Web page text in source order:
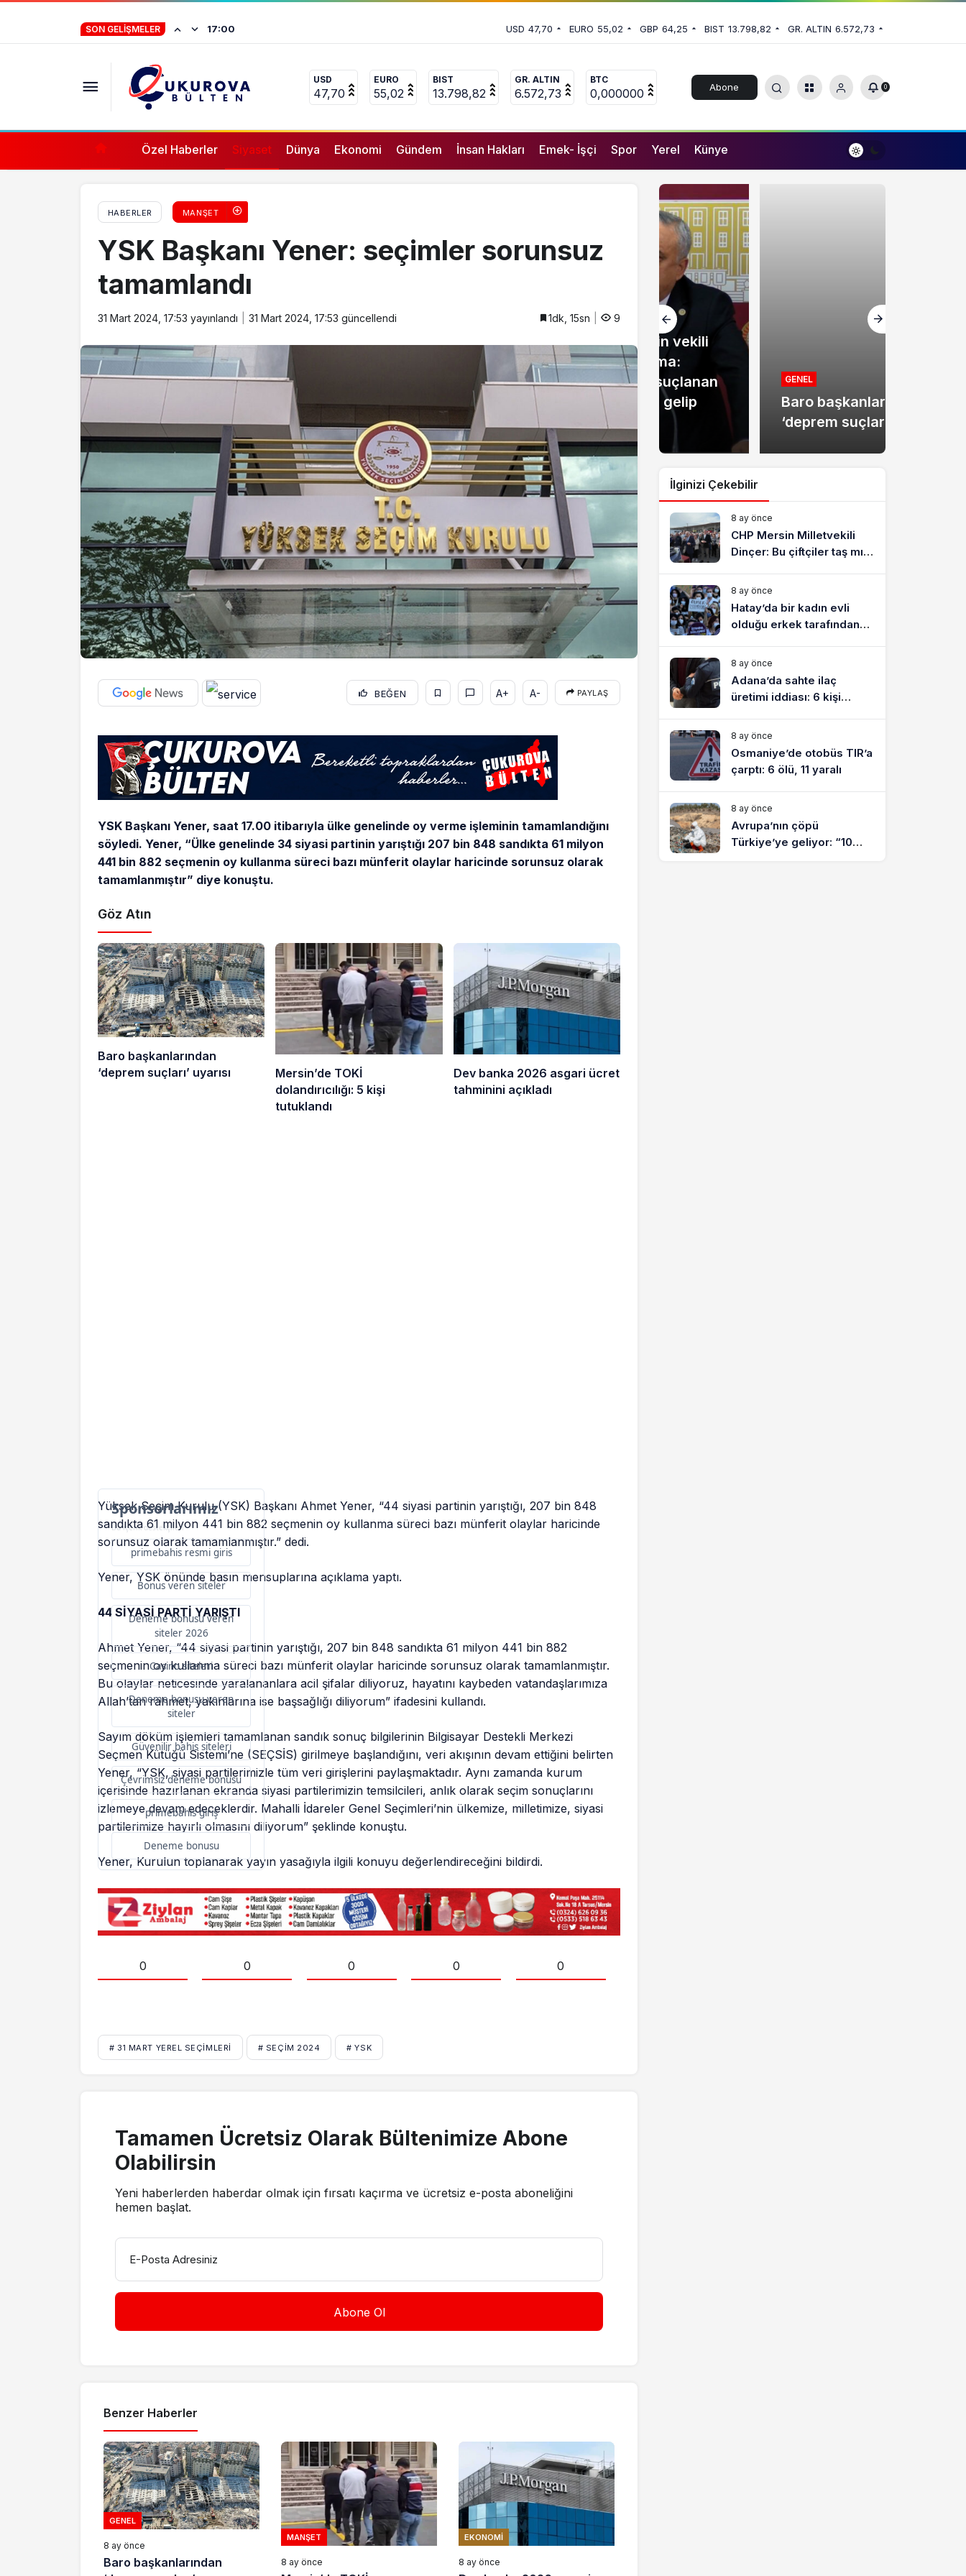
SON GELIŞMELER 17:00
ifade vermez”
USD 47,70 EURO 55,02 GBP 64,25 BIST 13.798,82 GR. ALTIN 6.572,73
USD
47,70
EURO
55,02
BIST
13.798,82
GR. ALTIN
6.572,73
BTC
0,000000 Abone 0
Özel Haberler Siyaset Dünya Ekonomi Gündem İnsan Hakları Emek- İşçi Spor Yerel Künye
HABERLER MANŞET
YSK Başkanı Yener: seçimler sorunsuz
tamamlandı
31 Mart 2024, 17:53 yayınlandı 31 Mart 2024, 17:53 güncellendi 1dk, 15sn 9
BEĞEN A+ A- PAYLAŞ
YSK Başkanı Yener, saat 17.00 itibarıyla ülke genelinde oy verme işleminin tamamlandığını
söyledi. Yener, “Ülke genelinde 34 siyasi partinin yarıştığı 207 bin 848 sandıkta 61 milyon
441 bin 882 seçmenin oy kullanma süreci bazı münferit olaylar haricinde sorunsuz olarak
tamamlanmıştır” diye konuştu.
Göz Atın
Baro başkanlarından
‘deprem suçları’ uyarısı
Sponsorlarımız
Bu içerik destekçileri
primebahis resmi giris
Bonus veren siteler
Deneme bonusu veren
siteler 2026
Casino siteleri
Deneme bonusu veren
siteler
Güvenilir bahis siteleri
Çevrimsiz deneme bonusu
primebahis giriş
Deneme bonusu
Mersin’de TOKİ
dolandırıcılığı: 5 kişi
tutuklandı
Dev banka 2026 asgari ücret
tahminini açıkladı
Yüksek Seçim Kurulu (YSK) Başkanı Ahmet Yener, “44 siyasi partinin yarıştığı, 207 bin 848
sandıkta 61 milyon 441 bin 882 seçmenin oy kullanma süreci bazı münferit olaylar haricinde
sorunsuz olarak tamamlanmıştır.” dedi.
Yener, YSK önünde basın mensuplarına açıklama yaptı.
44 SİYASİ PARTİ YARIŞTI
Ahmet Yener, “44 siyasi partinin yarıştığı, 207 bin 848 sandıkta 61 milyon 441 bin 882
seçmenin oy kullanma süreci bazı münferit olaylar haricinde sorunsuz olarak tamamlanmıştır.
Bu olaylar neticesinde yaralananlara acil şifalar diliyoruz, hayatını kaybeden vatandaşlarımıza
Allah’tan rahmet, yakınlarına ise başsağlığı diliyorum” ifadesini kullandı.
Sayım döküm işlemleri tamamlanan sandık sonuç bilgilerinin Bilgisayar Destekli Merkezi
Seçmen Kütüğü Sistemi’ne (SEÇSİS) girilmeye başlandığını, veri akışının devam ettiğini belirten
Yener, “YSK, siyasi partilerimizle tüm veri girişlerini paylaşmaktadır. Aynı zamanda kurum
içerisinde hazırlanan ekranda siyasi partilerimizin temsilcileri, anlık olarak seçim sonuçlarını
izlemeye devam edeceklerdir. Mahalli İdareler Genel Seçimleri’nin ülkemize, milletimize, siyasi
partilerimize hayırlı olmasını diliyorum” şeklinde konuştu.
Yener, Kurulun toplanarak yayın yasağıyla ilgili konuyu değerlendireceğini bildirdi.
0 0 0 0 0
# 31 MART YEREL SEÇIMLERI # SEÇIM 2024 # YSK
Tamamen Ücretsiz Olarak Bültenimize Abone
Olabilirsin
Yeni haberlerden haberdar olmak için fırsatı kaçırma ve ücretsiz e-posta aboneliğini
hemen başlat.
E-Posta Adresiniz
Benzer Haberler
GENEL
8 ay önce
Baro başkanlarından
MANŞET
8 ay önce
EKONOMI
8 ay önce
İstifa eden Mersin vekili
Çakır’dan açıklama:
“Yörük çocuğu, suçlanan
adamların önüne gelip
ifade vermez”
GENEL
Baro başkanlarından
‘deprem suçları’ uyarısı
İlginizi Çekebilir
8 ay önce
CHP Mersin Milletvekili
Dinçer: Bu çiftçiler taş mı
8 ay önce
Hatay’da bir kadın evli
olduğu erkek tarafından
8 ay önce
Adana’da sahte ilaç
üretimi iddiası: 6 kişi
8 ay önce
Osmaniye’de otobüs TIR’a
çarptı: 6 ölü, 11 yaralı
8 ay önce
Avrupa’nın çöpü
Türkiye’ye geliyor: “10
‘Adana Kralı’ oyunu kullandı